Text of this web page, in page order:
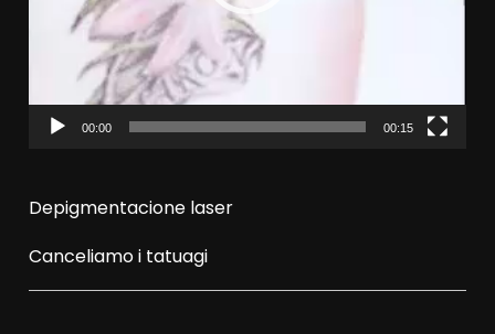
00:00 00:15
Depigmentacione laser
Canceliamo i tatuagi